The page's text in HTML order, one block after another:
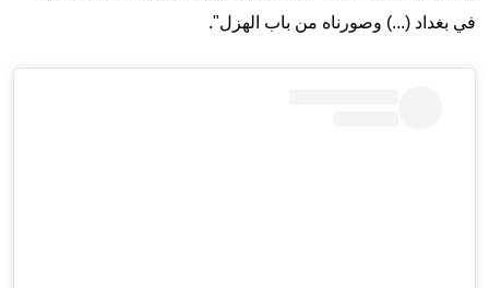
في بغداد (...) وصورناه من باب الهزل".